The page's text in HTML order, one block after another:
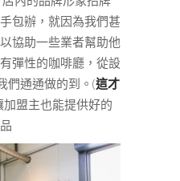
包辦，就因為我們甚
協助一些業者幫助他
彈性的咖啡廳，從設
們通通做的到。(這才
加盟主也能提供好的